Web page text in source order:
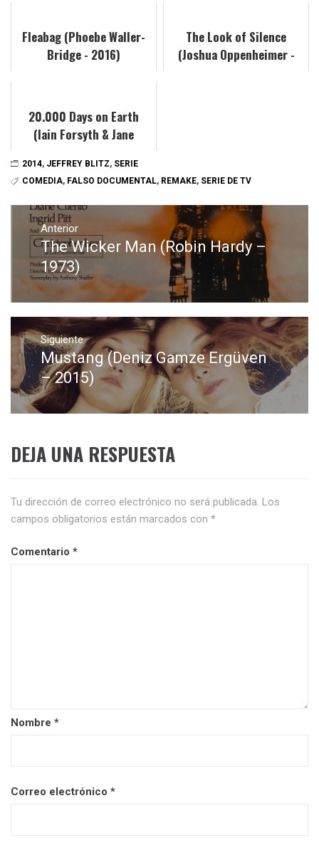
Fleabag (Phoebe Waller-
Bridge - 2016)
The Look of Silence
(Joshua Oppenheimer -
20.000 Days on Earth
(Iain Forsyth & Jane
2014, JEFFREY BLITZ, SERIE
COMEDIA, FALSO DOCUMENTAL, REMAKE, SERIE DE TV
Navegación
entradas
Anterior
Entrada
anterior:
The Wicker Man (Robin Hardy –
1973)
Siguiente
Entrada
siguiente:
Mustang (Deniz Gamze Ergüven
– 2015)
DEJA UNA RESPUESTA
Tu dirección de correo electrónico no será publicada. Los
campos obligatorios están marcados con *
Comentario *
Nombre *
Correo electrónico *